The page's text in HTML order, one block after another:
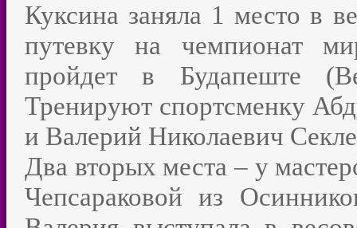
Куксина заняла 1 место в
путевку на чемпионат
пройдет в Будапеште
Тренируют спортсменку
и Валерий Николаевич
Два вторых места – у
Чепсараковой из